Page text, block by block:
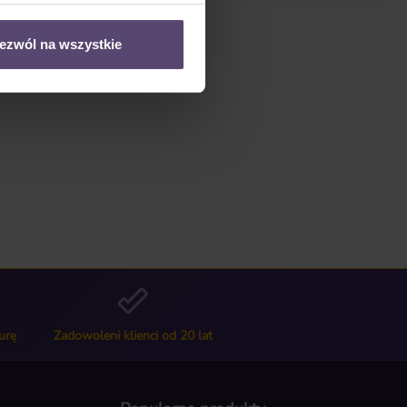
na wszystkie
Zadowoleni klienci od 20 lat